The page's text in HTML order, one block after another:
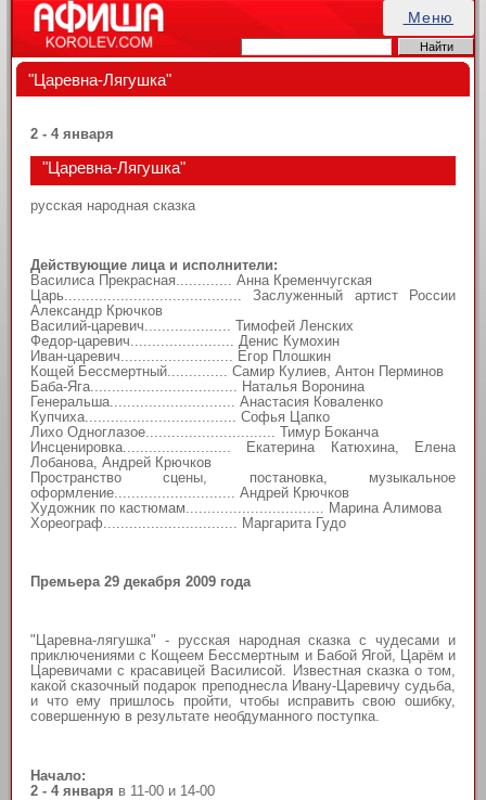
Меню
"Царевна-Лягушка"
2 - 4 января
"Царевна-Лягушка"
русская народная сказка
Действующие лица и исполнители:
Василиса Прекрасная............. Анна Кременчугская
Царь......................................... Заслуженный артист России
Александр Крючков
Василий-царевич.................... Тимофей Ленских
Федор-царевич........................ Денис Кумохин
Иван-царевич.......................... Егор Плошкин
Кощей Бессмертный.............. Самир Кулиев, Антон Перминов
Баба-Яга.................................. Наталья Воронина
Генеральша............................. Анастасия Коваленко
Купчиха................................... Софья Цапко
Лихо Одноглазое.............................. Тимур Боканча
Инсценировка......................... Екатерина Катюхина, Елена
Лобанова, Андрей Крючков
Пространство сцены, постановка, музыкальное
оформление............................ Андрей Крючков
Художник по кастюмам................................ Марина Алимова
Хореограф............................... Маргарита Гудо
Премьера 29 декабря 2009 года
"Царевна-лягушка" - русская народная сказка с чудесами и
приключениями с Кощеем Бессмертным и Бабой Ягой, Царём и
Царевичами с красавицей Василисой. Известная сказка о том,
какой сказочный подарок преподнесла Ивану-Царевичу судьба,
и что ему пришлось пройти, чтобы исправить свою ошибку,
совершенную в результате необдуманного поступка.
Начало:
2 - 4 января в 11-00 и 14-00